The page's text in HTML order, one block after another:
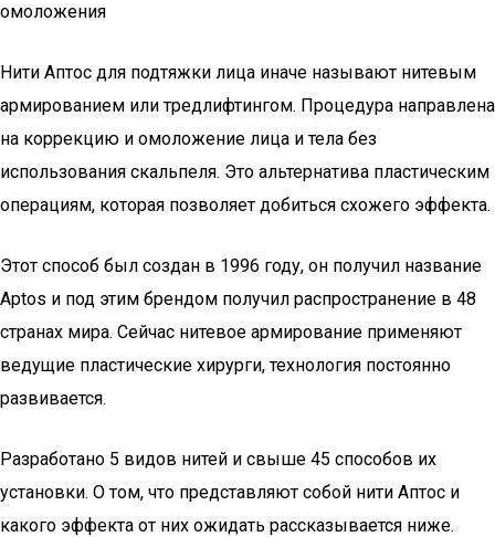
омоложения
Нити Аптос для подтяжки лица иначе называют нитевым
армированием или тредлифтингом. Процедура направлена
на коррекцию и омоложение лица и тела без
использования скальпеля. Это альтернатива пластическим
операциям, которая позволяет добиться схожего эффекта.
Этот способ был создан в 1996 году, он получил название
Aptos и под этим брендом получил распространение в 48
странах мира. Сейчас нитевое армирование применяют
ведущие пластические хирурги, технология постоянно
развивается.
Разработано 5 видов нитей и свыше 45 способов их
установки. О том, что представляют собой нити Аптос и
какого эффекта от них ожидать рассказывается ниже.